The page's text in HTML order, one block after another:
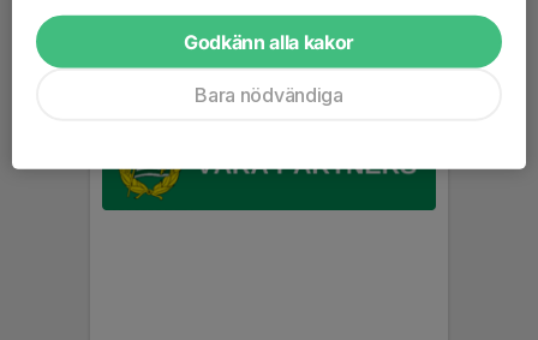
Godkänn alla kakor
Bara nödvändiga